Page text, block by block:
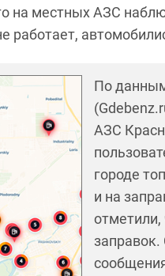
на местных АЗС
работает,
По
АЗС
городе
и на
отметили,
заправок.